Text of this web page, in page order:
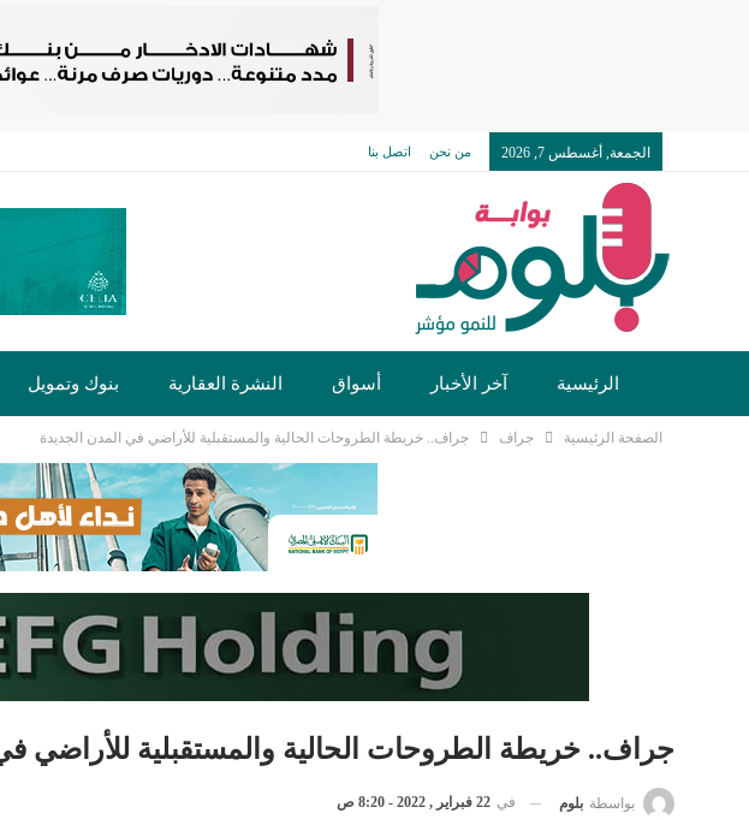
الجمعة, أغسطس 7, 2026 من نحن اتصل بنا
الرئيسية آخر الأخبار أسواق النشرة العقارية بنوك وتمويل
تكنولوجيا وسيارات دولي مجتمع خدمات
الصفحة الرئيسية جراف جراف.. خريطة الطروحات الحالية والمستقبلية للأراضي في المدن الجديدة
جراف.. خريطة الطروحات الحالية والمستقبلية للأراضي
بواسطة بلوم في 22 فبراير , 2022 - 8:20 ص